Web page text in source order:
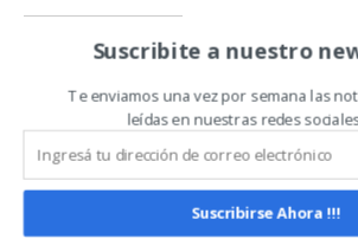
Relacionado
Suscribite a nuestro
Te enviamos una vez por semana las
leídas en nuestras redes
Suscribirse Ahora !!!